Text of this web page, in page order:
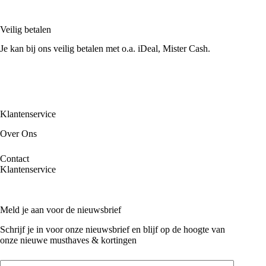
Veilig betalen
Je kan bij ons veilig betalen met o.a. iDeal, Mister Cash.
Klantenservice
Over Ons
Contact
Klantenservice
Meld je aan voor de nieuwsbrief
Schrijf je in voor onze nieuwsbrief en blijf op de hoogte van
onze nieuwe musthaves & kortingen